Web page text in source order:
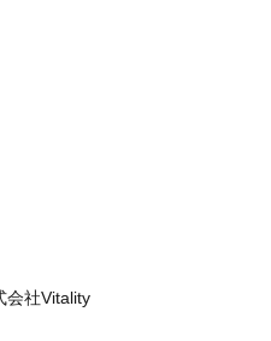
会社Vitality